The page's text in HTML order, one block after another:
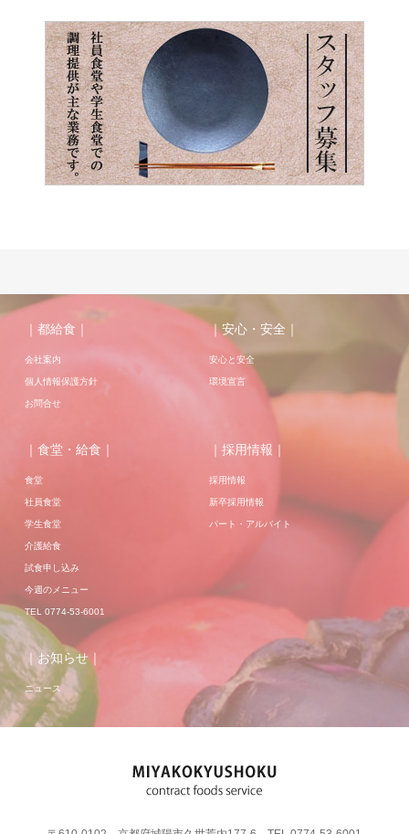
｜都給食｜
会社案内
個人情報保護方針
お問合せ
｜安心・安全｜
安心と安全
環境宣言
｜食堂・給食｜
食堂
社員食堂
学生食堂
介護給食
試食申し込み
今週のメニュー
TEL 0774-53-6001
｜採用情報｜
採用情報
新卒採用情報
パート・アルバイト
｜お知らせ｜
ニュース